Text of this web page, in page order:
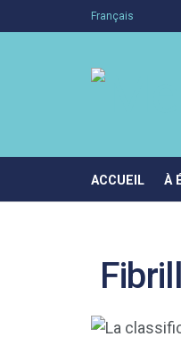
Français
ACCUEIL À